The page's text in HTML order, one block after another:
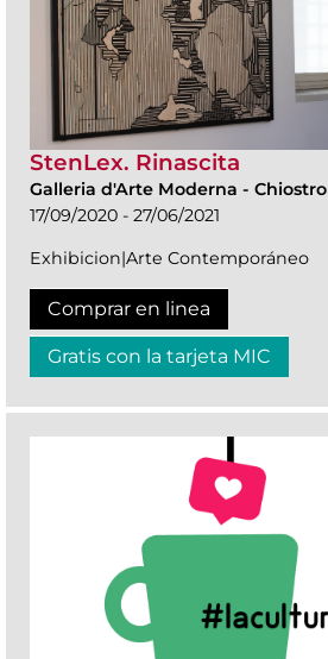
StenLex. Rinascita
Galleria d'Arte Moderna - Chiostro
17/09/2020 - 27/06/2021
Exhibicion|Arte Contemporáneo
Comprar en linea
Gratis con la tarjeta MIC